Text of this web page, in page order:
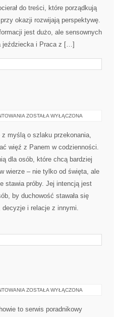
do treści, które porządkują
okazji rozwijają perspektywę.
jest dużo, ale sensownych
jeździecka i Praca z […]
KULTURA
ZOSTAŁA WYŁĄCZONA
myślą o szlaku przekonania,
więź z Panem w codzienności.
dla osób, które chcą bardziej
wierze – nie tylko od święta, ale
stawia próby. Jej intencją jest
by duchowość stawała się
decyzje i relacje z innymi.
PROBLEMY
ZOSTAŁA WYŁĄCZONA
to serwis poradnikowy